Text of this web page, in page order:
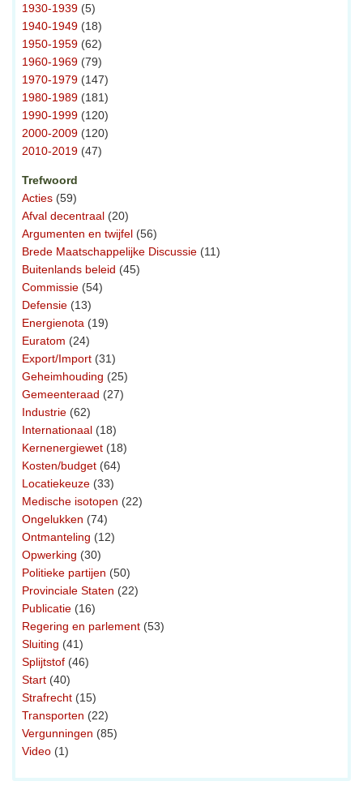
1930-1939 (5)
1940-1949 (18)
1950-1959 (62)
1960-1969 (79)
1970-1979 (147)
1980-1989 (181)
1990-1999 (120)
2000-2009 (120)
2010-2019 (47)
Trefwoord
Acties (59)
Afval decentraal (20)
Argumenten en twijfel (56)
Brede Maatschappelijke Discussie (11)
Buitenlands beleid (45)
Commissie (54)
Defensie (13)
Energienota (19)
Euratom (24)
Export/Import (31)
Geheimhouding (25)
Gemeenteraad (27)
Industrie (62)
Internationaal (18)
Kernenergiewet (18)
Kosten/budget (64)
Locatiekeuze (33)
Medische isotopen (22)
Ongelukken (74)
Ontmanteling (12)
Opwerking (30)
Politieke partijen (50)
Provinciale Staten (22)
Publicatie (16)
Regering en parlement (53)
Sluiting (41)
Splijtstof (46)
Start (40)
Strafrecht (15)
Transporten (22)
Vergunningen (85)
Video (1)